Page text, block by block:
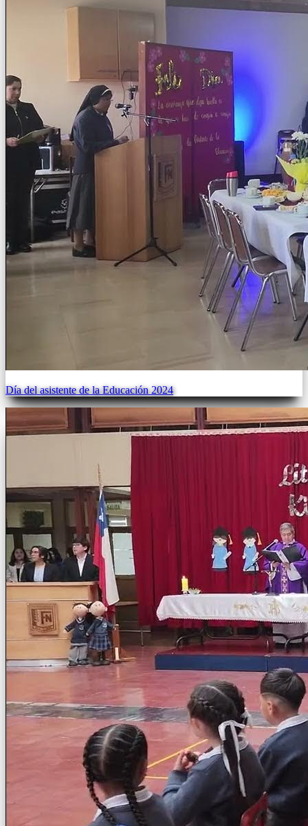
Día del asistente de la Educación 2024